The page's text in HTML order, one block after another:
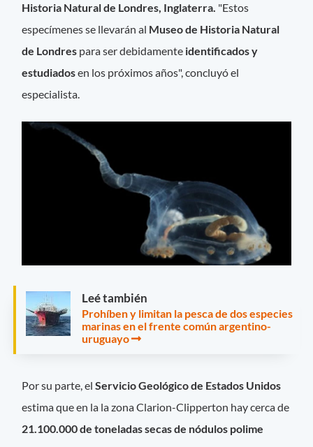
Historia Natural de Londres, Inglaterra. "Estos
especímenes se llevarán al Museo de Historia Natural
de Londres para ser debidamente identificados y
estudiadosen los próximos años", concluyó el
especialista.
Leé también
Prohíben y limitan la pesca de dos especies
marinas en el frente común argentino-
uruguayo
Por su parte, elServicio Geológico de Estados Unidos
estima que en la la zona Clarion-Clipperton hay cerca de
21.100.000 de toneladas secas de nódulos polime